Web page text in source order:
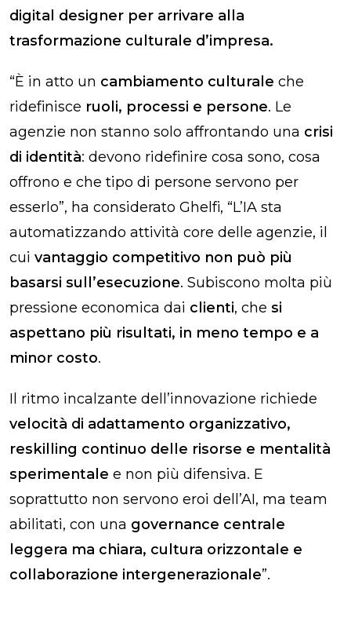
digital designer per arrivare alla
trasformazione culturale d’impresa.
“È in atto un cambiamento culturale che
ridefinisce ruoli, processi e persone. Le
agenzie non stanno solo affrontando una crisi
di identità: devono ridefinire cosa sono, cosa
offrono e che tipo di persone servono per
esserlo”, ha considerato Ghelfi, “L’IA sta
automatizzando attività core delle agenzie, il
cui vantaggio competitivo non può più
basarsi sull’esecuzione. Subiscono molta più
pressione economica dai clienti, che si
aspettano più risultati, in meno tempo e a
minor costo.
Il ritmo incalzante dell’innovazione richiede
velocità di adattamento organizzativo,
reskilling continuo delle risorse e mentalità
sperimentale e non più difensiva. E
soprattutto non servono eroi dell’AI, ma team
abilitati, con una governance centrale
leggera ma chiara, cultura orizzontale e
collaborazione intergenerazionale”.